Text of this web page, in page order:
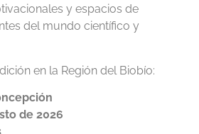
y espacios de
del mundo científico y
en la Región del Biobío:
de 2026